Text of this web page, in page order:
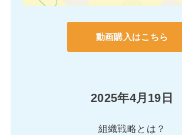
動画購入はこちら
2025年4月19日
組織戦略とは？